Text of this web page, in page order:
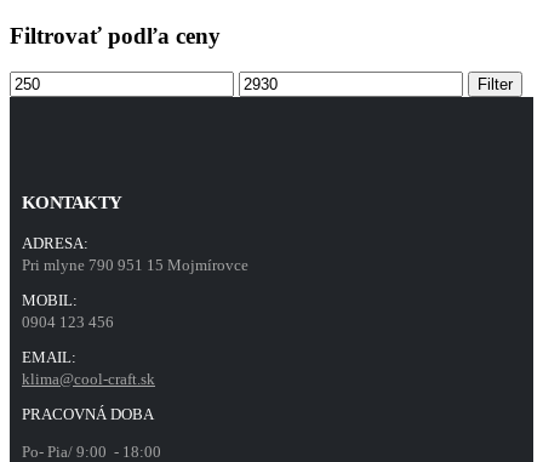
Filtrovať podľa ceny
Min
price
Max
price
Filter
KONTAKTY
ADRESA:
Pri mlyne 790 951 15 Mojmírovce
MOBIL:
0904 123 456
EMAIL:
klima@cool-craft.sk
PRACOVNÁ DOBA
Po- Pia/ 9:00 - 18:00